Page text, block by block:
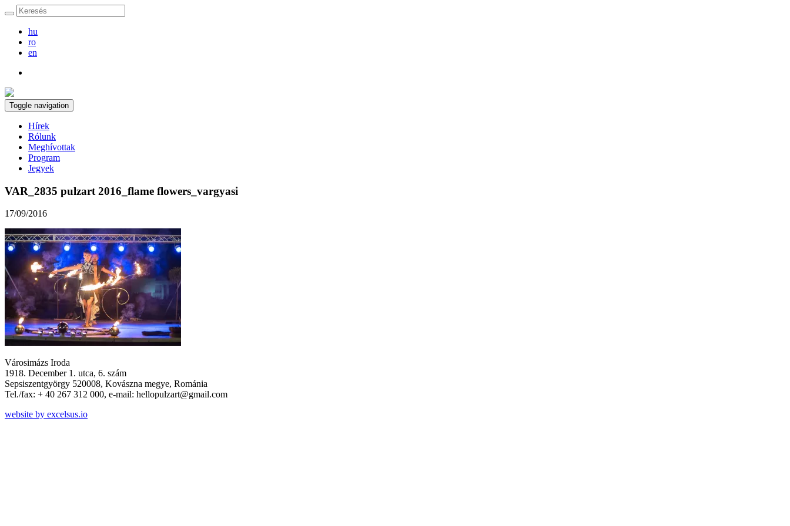
hu
ro
en
Toggle navigation
Hírek
Rólunk
Meghívottak
Program
Jegyek
VAR_2835 pulzart 2016_flame flowers_vargyasi
17/09/2016
Városimázs Iroda
1918. December 1. utca, 6. szám
Sepsiszentgyörgy 520008, Kovászna megye, Románia
Tel./fax: + 40 267 312 000, e-mail: hellopulzart@gmail.com
website by excelsus.io